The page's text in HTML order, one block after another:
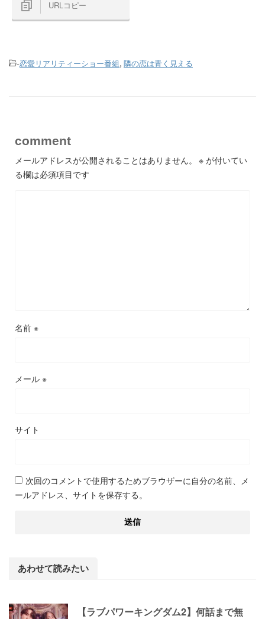
URLコピー
-恋愛リアリティーショー番組, 隣の恋は青く見える
comment
メールアドレスが公開されることはありません。 ※ が付いてい
る欄は必須項目です
名前 ※
メール ※
サイト
次回のコメントで使用するためブラウザーに自分の名前、メ
ールアドレス、サイトを保存する。
あわせて読みたい
【ラブパワーキングダム2】何話まで無